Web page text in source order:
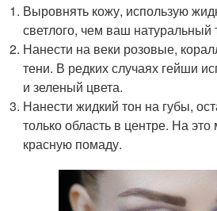
Выровнять кожу, использую
светлого, чем ваш натуральный
Нанести на веки розовые,
тени. В редких случаях гейши
и зеленый цвета.
Нанести жидкий тон на губы,
только область в центре. На
красную помаду.